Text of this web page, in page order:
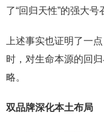
了“回归天性”的强大号
上述事实也证明了一
时，对生命本源的回
略。
双品牌深化本土布局